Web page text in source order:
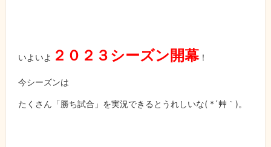
いよいよ ２０２３シーズン開幕！
今シーズンは
たくさん「勝ち試合」を実況できるとうれしいな( * ´艸｀ )。